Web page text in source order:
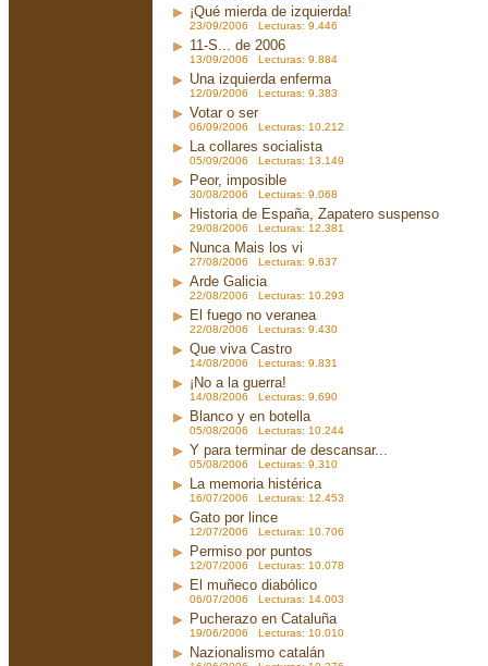
¡Qué mierda de izquierda!
23/09/2006 Lecturas: 9.446
11-S... de 2006
13/09/2006 Lecturas: 9.884
Una izquierda enferma
12/09/2006 Lecturas: 9.383
Votar o ser
06/09/2006 Lecturas: 10.212
La collares socialista
05/09/2006 Lecturas: 13.149
Peor, imposible
30/08/2006 Lecturas: 9.068
Historia de España, Zapatero suspenso
29/08/2006 Lecturas: 12.381
Nunca Mais los vi
27/08/2006 Lecturas: 9.637
Arde Galicia
22/08/2006 Lecturas: 10.293
El fuego no veranea
22/08/2006 Lecturas: 9.430
Que viva Castro
14/08/2006 Lecturas: 9.831
¡No a la guerra!
14/08/2006 Lecturas: 9.690
Blanco y en botella
05/08/2006 Lecturas: 10.244
Y para terminar de descansar...
05/08/2006 Lecturas: 9.310
La memoria histérica
16/07/2006 Lecturas: 12.453
Gato por lince
12/07/2006 Lecturas: 10.706
Permiso por puntos
12/07/2006 Lecturas: 10.078
El muñeco diabólico
06/07/2006 Lecturas: 14.003
Pucherazo en Cataluña
19/06/2006 Lecturas: 10.010
Nazionalismo catalán